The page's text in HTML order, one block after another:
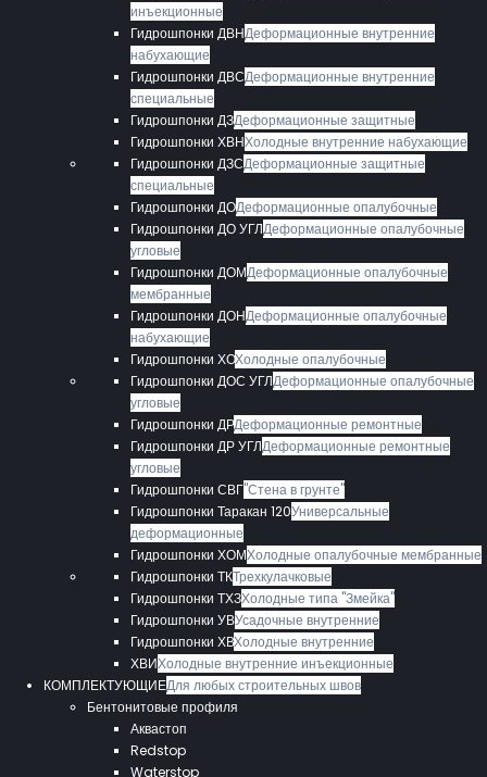
инъекционные
Гидрошпонки ДВНДеформационные внутренние
набухающие
Гидрошпонки ДВСДеформационные внутренние
специальные
Гидрошпонки ДЗДеформационные защитные
Гидрошпонки ХВНХолодные внутренние набухающие
Гидрошпонки ДЗСДеформационные защитные
специальные
Гидрошпонки ДОДеформационные опалубочные
Гидрошпонки ДО УГЛДеформационные опалубочные
угловые
Гидрошпонки ДОМДеформационные опалубочные
мембранные
Гидрошпонки ДОНДеформационные опалубочные
набухающие
Гидрошпонки ХОХолодные опалубочные
Гидрошпонки ДОС УГЛДеформационные опалубочные
угловые
Гидрошпонки ДРДеформационные ремонтные
Гидрошпонки ДР УГЛДеформационные ремонтные
угловые
Гидрошпонки СВГ"Стена в грунте"
Гидрошпонки Таракан 120Универсальные
деформационные
Гидрошпонки ХОМХолодные опалубочные мембранные
Гидрошпонки ТКТрехкулачковые
Гидрошпонки ТХЗХолодные типа "Змейка"
Гидрошпонки УВУсадочные внутренние
Гидрошпонки ХВХолодные внутренние
ХВИХолодные внутренние инъекционные
КОМПЛЕКТУЮЩИЕДля любых строительных швов
Бентонитовые профиля
Аквастоп
Redstop
Waterstop